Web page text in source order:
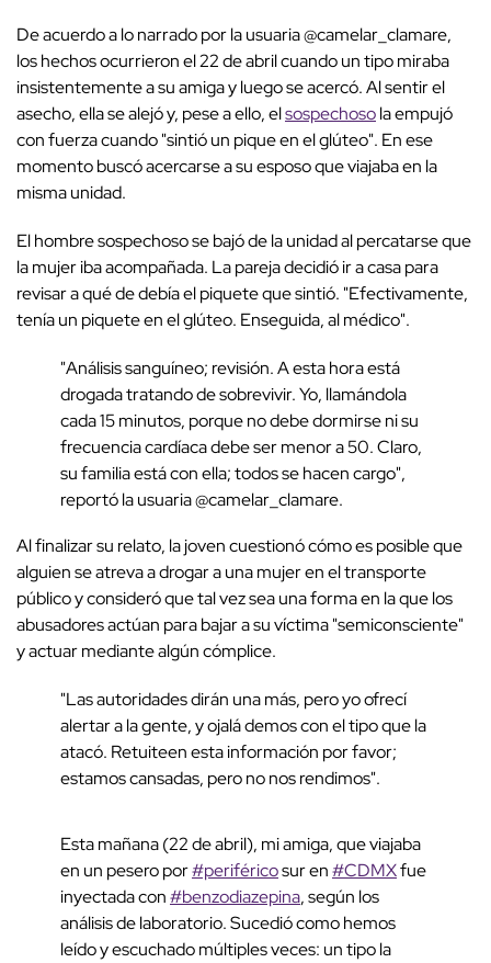
De acuerdo a lo narrado por la usuaria @camelar_clamare,
los hechos ocurrieron el 22 de abril cuando un tipo miraba
insistentemente a su amiga y luego se acercó. Al sentir el
asecho, ella se alejó y, pese a ello, elsospechosola empujó
con fuerza cuando"sintió un pique en el glúteo". En ese
momento buscó acercarse a su esposo que viajaba en la
misma unidad.
El hombre sospechoso se bajó de la unidad al percatarse que
la mujer iba acompañada. La pareja decidió ir a casa para
revisar a qué de debía el piquete que sintió. "Efectivamente,
tenía un piquete en el glúteo. Enseguida, al médico".
"Análisis sanguíneo; revisión. A esta hora está
drogada tratando de sobrevivir. Yo, llamándola
cada 15 minutos, porque no debe dormirse ni su
frecuencia cardíaca debe ser menor a 50. Claro,
su familia está con ella; todos se hacen cargo",
reportó la usuaria @camelar_clamare.
Al finalizar su relato, la joven cuestionó cómo es posible que
alguien se atreva a drogar a una mujer en el transporte
público y consideró que tal vez sea una forma en la que los
abusadores actúan para bajar a su víctima "semiconsciente"
y actuar mediante algún cómplice.
"Las autoridades dirán una más, pero yo ofrecí
alertar a la gente, y ojalá demos con el tipo que la
atacó. Retuiteen esta información por favor;
estamos cansadas, pero no nos rendimos".
Esta mañana (22 de abril), mi amiga, que viajaba
en un pesero por#periféricosur en#CDMXfue
inyectada con#benzodiazepina, según los
análisis de laboratorio. Sucedió como hemos
leído y escuchado múltiples veces: un tipo la